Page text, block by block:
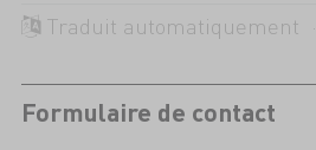
Traduit automatiquement ·
Formulaire de contact